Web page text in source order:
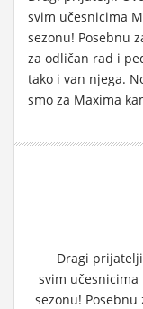
svim učesnicima
sezonu! Posebnu
za odličan rad i
tako i van njega.
smo za Maxima
Dragi
svim
sezonu!